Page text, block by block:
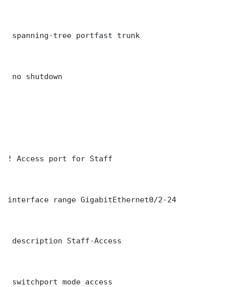
spanning-tree portfast trunk
no shutdown
! Access port for Staff
interface range GigabitEthernet0/2-24
description Staff-Access
switchport mode access